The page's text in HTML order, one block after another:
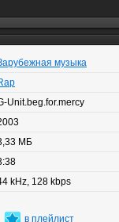
музыка
Unit.beg.for.mercy
МБ
kHz, 128 kbps
в плейлист